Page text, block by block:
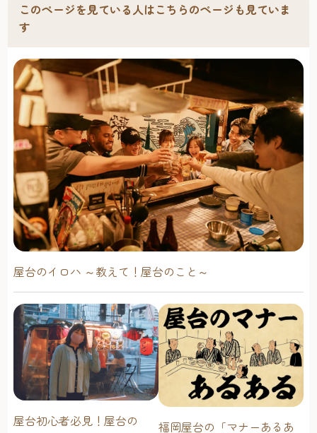
このページを見ている人はこちらのページも見ていま
す
屋台のイロハ ～教えて！屋台のこと～
屋台初心者必見！屋台の
福岡屋台の「マナーあるあ